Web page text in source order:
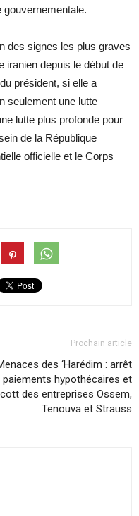
des signes les plus graves
iranien depuis le début de
président, si elle a
seulement une lutte
lutte plus profonde pour
de la République
officielle et le Corps
Prochain article
des ‘Harédim : arrêt
paiements hypothécaires et
des entreprises Ossem,
Tenouva et Strauss